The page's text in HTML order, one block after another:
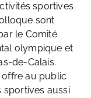
sportives
sont
le Comité
olympique et
de-Calais.
offre au public
sportives aussi